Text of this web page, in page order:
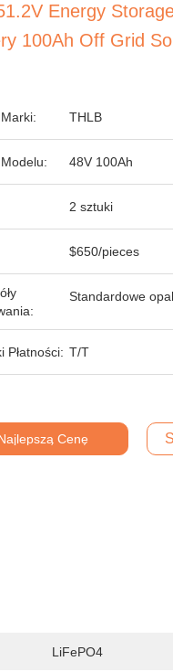
Energy
100Ah Off Grid
THLB
48V 100Ah
2 sztuki
$650/pieces
Standardowe
Płatności: T/T
Cenę
LiFePO4